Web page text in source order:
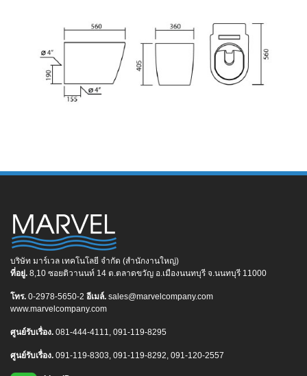
บริษัท มาร์เวล เทคโนโลยี จำกัด (สำนักงานใหญ่)
ที่อยู่. 8,10 ซอยติวานนท์ 14 ต.ตลาดขวัญ อ.เมืองนนทบุรี จ.นนทบุรี 11000
โทร. 0-2978-5650-2 อีเมล์. sales@marvelcompany.com
www.marvelcompany.com
ศูนย์รับเรื่อง. 081-444-4111, 091-119-8295
ศูนย์รับเรื่อง. 091-119-8303, 091-119-8292, 091-120-2557